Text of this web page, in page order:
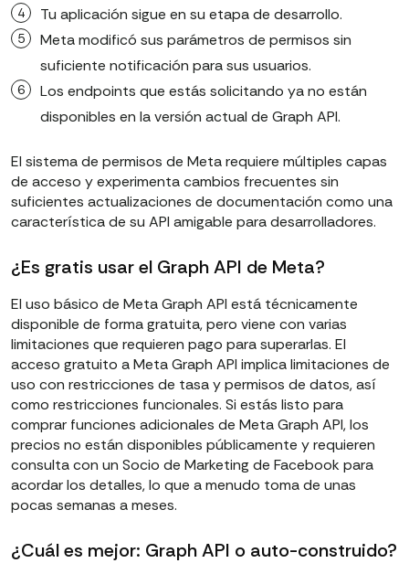
Tu aplicación sigue en su etapa de desarrollo.
Meta modificó sus parámetros de permisos sin
suficiente notificación para sus usuarios.
Los endpoints que estás solicitando ya no están
disponibles en la versión actual de Graph API.
El sistema de permisos de Meta requiere múltiples capas
de acceso y experimenta cambios frecuentes sin
suficientes actualizaciones de documentación como una
característica de su API amigable para desarrolladores.
¿Es gratis usar el Graph API de Meta?
El uso básico de Meta Graph API está técnicamente
disponible de forma gratuita, pero viene con varias
limitaciones que requieren pago para superarlas. El
acceso gratuito a Meta Graph API implica limitaciones de
uso con restricciones de tasa y permisos de datos, así
como restricciones funcionales. Si estás listo para
comprar funciones adicionales de Meta Graph API, los
precios no están disponibles públicamente y requieren
consulta con un Socio de Marketing de Facebook para
acordar los detalles, lo que a menudo toma de unas
pocas semanas a meses.
¿Cuál es mejor: Graph API o auto-construido?